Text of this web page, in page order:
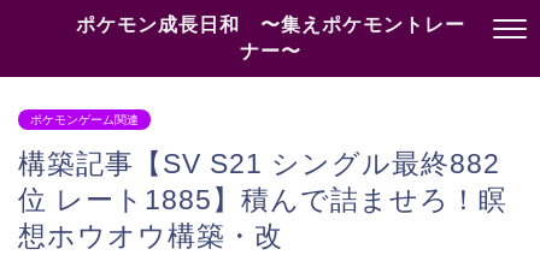
ポケモン成長日和 〜集えポケモントレー
ナー〜
ポケモンゲーム関連
構築記事【SV S21 シングル最終882
位 レート1885】積んで詰ませろ！瞑
想ホウオウ構築・改